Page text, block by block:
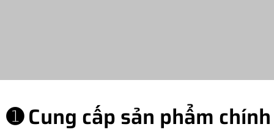
➊ Cung cấp sản phẩm